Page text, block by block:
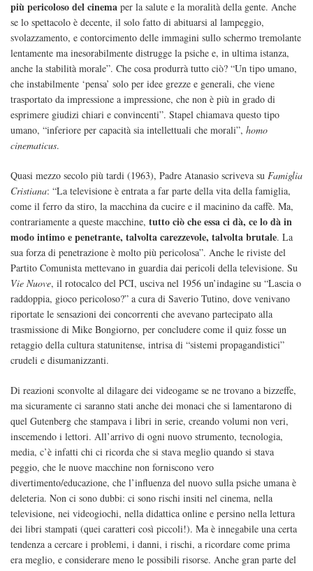
più pericoloso del cinema per la salute e la moralità della gente. Anche
se lo spettacolo è decente, il solo fatto di abituarsi al lampeggio,
svolazzamento, e contorcimento delle immagini sullo schermo tremolante
lentamente ma inesorabilmente distrugge la psiche e, in ultima istanza,
anche la stabilità morale”. Che cosa produrrà tutto ciò? “Un tipo umano,
che instabilmente ‘pensa’ solo per idee grezze e generali, che viene
trasportato da impressione a impressione, che non è più in grado di
esprimere giudizi chiari e convincenti”. Stapel chiamava questo tipo
umano, “inferiore per capacità sia intellettuali che morali”, homo
cinematicus.
Quasi mezzo secolo più tardi (1963), Padre Atanasio scriveva su Famiglia
Cristiana: “La televisione è entrata a far parte della vita della famiglia,
come il ferro da stiro, la macchina da cucire e il macinino da caffè. Ma,
contrariamente a queste macchine, tutto ciò che essa ci dà, ce lo dà in
modo intimo e penetrante, talvolta carezzevole, talvolta brutale. La
sua forza di penetrazione è molto più pericolosa”. Anche le riviste del
Partito Comunista mettevano in guardia dai pericoli della televisione. Su
Vie Nuove, il rotocalco del PCI, usciva nel 1956 un’indagine su “Lascia o
raddoppia, gioco pericoloso?” a cura di Saverio Tutino, dove venivano
riportate le sensazioni dei concorrenti che avevano partecipato alla
trasmissione di Mike Bongiorno, per concludere come il quiz fosse un
retaggio della cultura statunitense, intrisa di “sistemi propagandistici”
crudeli e disumanizzanti.
Di reazioni sconvolte al dilagare dei videogame se ne trovano a bizzeffe,
ma sicuramente ci saranno stati anche dei monaci che si lamentarono di
quel Gutenberg che stampava i libri in serie, creando volumi non veri,
inscemendo i lettori. All’arrivo di ogni nuovo strumento, tecnologia,
media, c’è infatti chi ci ricorda che si stava meglio quando si stava
peggio, che le nuove macchine non forniscono vero
divertimento/educazione, che l’influenza del nuovo sulla psiche umana è
deleteria. Non ci sono dubbi: ci sono rischi insiti nel cinema, nella
televisione, nei videogiochi, nella didattica online e persino nella lettura
dei libri stampati (quei caratteri così piccoli!). Ma è innegabile una certa
tendenza a cercare i problemi, i danni, i rischi, a ricordare come prima
era meglio, e considerare meno le possibili risorse. Anche gran parte del